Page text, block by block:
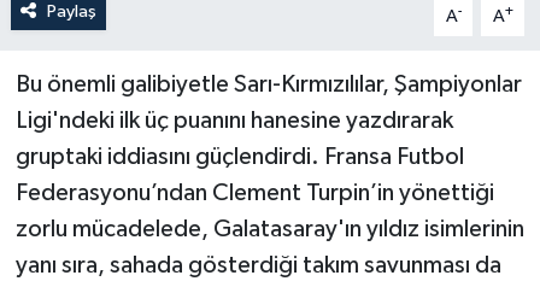
Paylaş A- A+
Bu önemli galibiyetle Sarı-Kırmızılılar, Şampiyonlar
Ligi'ndeki ilk üç puanını hanesine yazdırarak
gruptaki iddiasını güçlendirdi. Fransa Futbol
Federasyonu’ndan Clement Turpin’in yönettiği
zorlu mücadelede, Galatasaray'ın yıldız isimlerinin
yanı sıra, sahada gösterdiği takım savunması da